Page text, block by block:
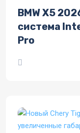
BMW X5
система
Pro